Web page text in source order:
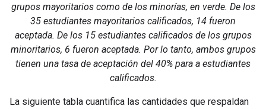
grupos mayoritarios como de los minorías, en verde. De los
35 estudiantes mayoritarios calificados, 14 fueron
aceptada. De los 15 estudiantes calificados de los grupos
minoritarios, 6 fueron aceptada. Por lo tanto, ambos grupos
tienen una tasa de aceptación del 40% para a estudiantes
calificados.
La siguiente tabla cuantifica las cantidades que respaldan